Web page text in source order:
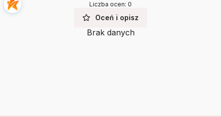
Liczba ocen: 0
Oceń i opisz
Brak danych